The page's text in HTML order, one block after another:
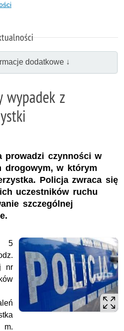
dodatkowe ↓
wypadek z
prowadzi czynności w
drogowym, w którym
Policja zwraca się
uczestników ruchu
szczególnej
5
nr